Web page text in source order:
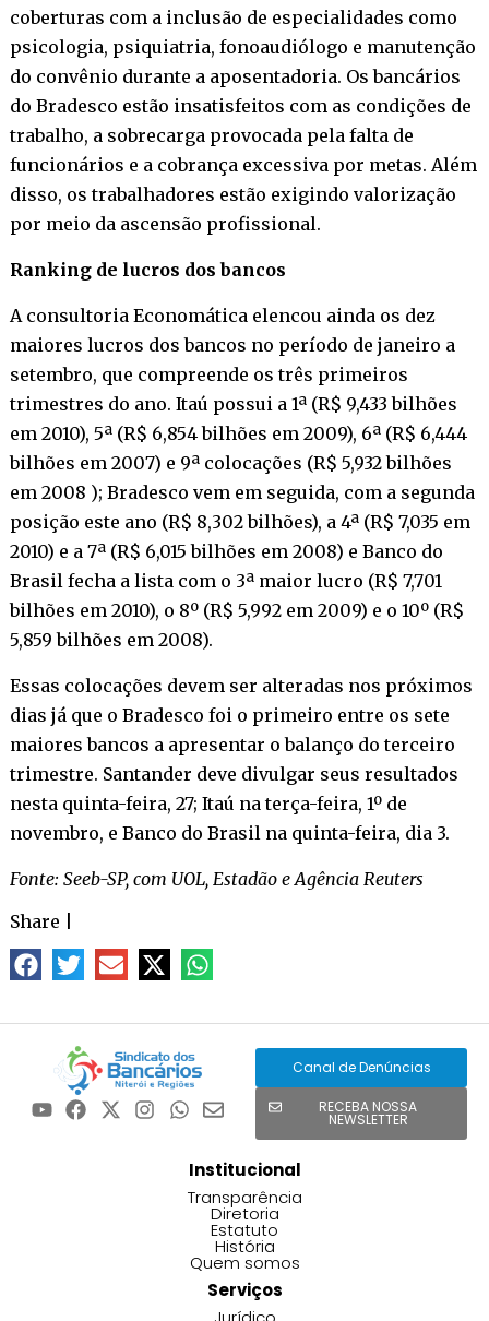
coberturas com a inclusão de especialidades como
psicologia, psiquiatria, fonoaudiólogo e manutenção
do convênio durante a aposentadoria. Os bancários
do Bradesco estão insatisfeitos com as condições de
trabalho, a sobrecarga provocada pela falta de
funcionários e a cobrança excessiva por metas. Além
disso, os trabalhadores estão exigindo valorização
por meio da ascensão profissional.
Ranking de lucros dos bancos
A consultoria Economática elencou ainda os dez
maiores lucros dos bancos no período de janeiro a
setembro, que compreende os três primeiros
trimestres do ano. Itaú possui a 1ª (R$ 9,433 bilhões
em 2010), 5ª (R$ 6,854 bilhões em 2009), 6ª (R$ 6,444
bilhões em 2007) e 9ª colocações (R$ 5,932 bilhões
em 2008 ); Bradesco vem em seguida, com a segunda
posição este ano (R$ 8,302 bilhões), a 4ª (R$ 7,035 em
2010) e a 7ª (R$ 6,015 bilhões em 2008) e Banco do
Brasil fecha a lista com o 3ª maior lucro (R$ 7,701
bilhões em 2010), o 8º (R$ 5,992 em 2009) e o 10º (R$
5,859 bilhões em 2008).
Essas colocações devem ser alteradas nos próximos
dias já que o Bradesco foi o primeiro entre os sete
maiores bancos a apresentar o balanço do terceiro
trimestre. Santander deve divulgar seus resultados
nesta quinta-feira, 27; Itaú na terça-feira, 1º de
novembro, e Banco do Brasil na quinta-feira, dia 3.
Fonte: Seeb-SP, com UOL, Estadão e Agência Reuters
Share
Canal de Denúncias
RECEBA NOSSA
NEWSLETTER
Institucional
Transparência
Diretoria
Estatuto
História
Quem somos
Serviços